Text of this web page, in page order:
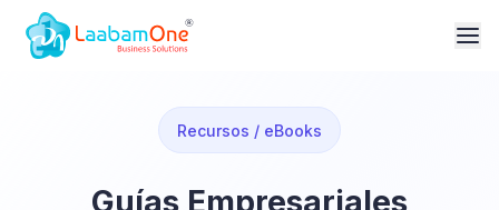
Recursos / eBooks
Guías Empresariales